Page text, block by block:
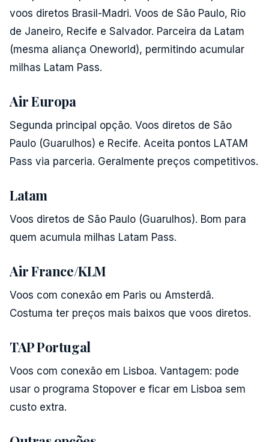
voos diretos Brasil-Madri. Voos de São Paulo, Rio
de Janeiro, Recife e Salvador. Parceira da Latam
(mesma aliança Oneworld), permitindo acumular
milhas Latam Pass.
Air Europa
Segunda principal opção. Voos diretos de São
Paulo (Guarulhos) e Recife. Aceita pontos LATAM
Pass via parceria. Geralmente preços competitivos.
Latam
Voos diretos de São Paulo (Guarulhos). Bom para
quem acumula milhas Latam Pass.
Air France/KLM
Voos com conexão em Paris ou Amsterdã.
Costuma ter preços mais baixos que voos diretos.
TAP Portugal
Voos com conexão em Lisboa. Vantagem: pode
usar o programa Stopover e ficar em Lisboa sem
custo extra.